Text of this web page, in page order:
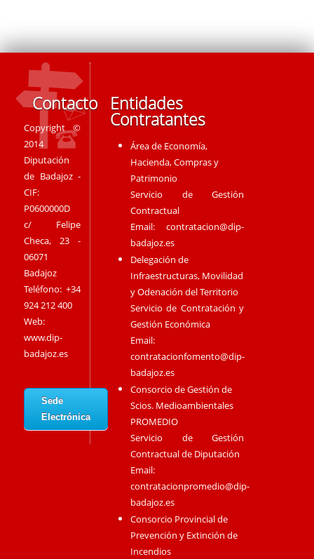
Contacto
Copyright ©
2014
Diputación
de Badajoz -
CIF:
P0600000D
c/ Felipe
Checa, 23 -
06071
Badajoz
Teléfono: +34
924 212 400
Web:
www.dip-
badajoz.es
Sede
Electrónica
Entidades
Contratantes
Área de Economía,
Hacienda, Compras y
Patrimonio
Servicio de Gestión
Contractual
Email:contratacion@dip-
badajoz.es
Delegación de
Infraestructuras, Movilidad
y Odenación del Territorio
Servicio de Contratación y
Gestión Económica
Email:
contratacionfomento@dip-
badajoz.es
Consorcio de Gestión de
Scios. Medioambientales
PROMEDIO
Servicio de Gestión
Contractual de Diputación
Email:
contratacionpromedio@dip-
badajoz.es
Consorcio Provincial de
Prevención y Extinción de
Incendios